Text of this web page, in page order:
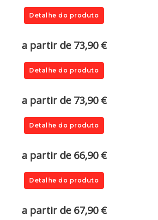
Detalhe do produto
a partir de 73,90 €
Detalhe do produto
a partir de 73,90 €
Detalhe do produto
a partir de 66,90 €
Detalhe do produto
a partir de 67,90 €